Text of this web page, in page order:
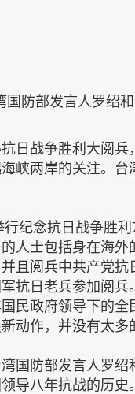
国防部发言人罗绍
日战争胜利大阅
峡两岸的关注。
纪念抗日战争胜
人士包括身在海
且阅兵中共产党
抗日老兵参加阅
民政府领导下的
动作，并没有太多
国防部发言人罗
导八年抗战的历史